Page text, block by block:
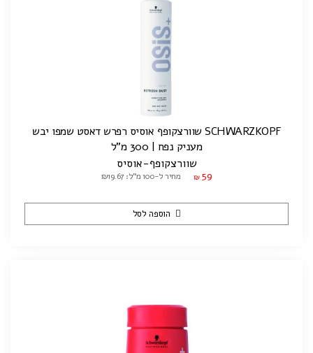
SCHWARZKOPF שוורצקופף אוסיס רפרש דאסט שמפו יבש
מעניק נפח | 300 מ"ל
שוורצקופף-אוסיס
₪ 59 מחיר ל-100 מ"ל: ₪19.67
הוספה לסל